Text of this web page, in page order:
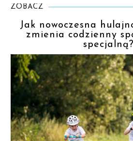
ZOBACZ
Jak nowoczesna
zmienia codzienny
specjalną?